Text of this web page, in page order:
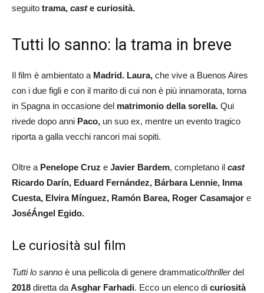
seguito trama, caste curiosità.
Tutti lo sanno: la trama in breve
Il film è ambientato a Madrid. Laura, che vive a Buenos Aires
con i due figli e con il marito di cui non è più innamorata, torna
in Spagna in occasione del matrimonio della sorella. Qui
rivede dopo anni Paco, un suo ex, mentre un evento tragico
riporta a galla vecchi rancori mai sopiti.
Oltre a Penelope Cruz e Javier Bardem, completano il cast
Ricardo Darín, Eduard Fernández, Bárbara Lennie, Inma
Cuesta, Elvira Mínguez, Ramón Barea, Roger Casamajor e
JoséÁngel Egido.
Le curiosità sul film
Tutti lo sanno è una pellicola di genere drammatico/thrillerdel
2018 diretta da Asghar Farhadi. Ecco un elenco di curiosità